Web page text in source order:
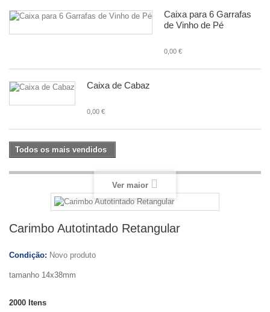
Caixa para 6 Garrafas
de Vinho de Pé
0,00 €
Caixa de Cabaz
0,00 €
Todos os mais vendidos
Ver maior
Carimbo Autotintado Retangular
Condição: Novo produto
tamanho 14x38mm
2000 Itens